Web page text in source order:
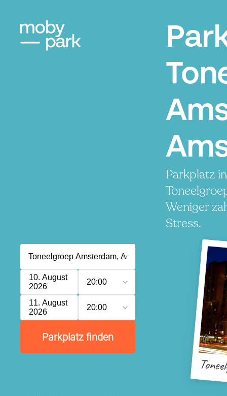
Parkplatz
Weniger
Stress.
10. August
2026
20:00
11. August
2026
20:00
Parkplatz finden